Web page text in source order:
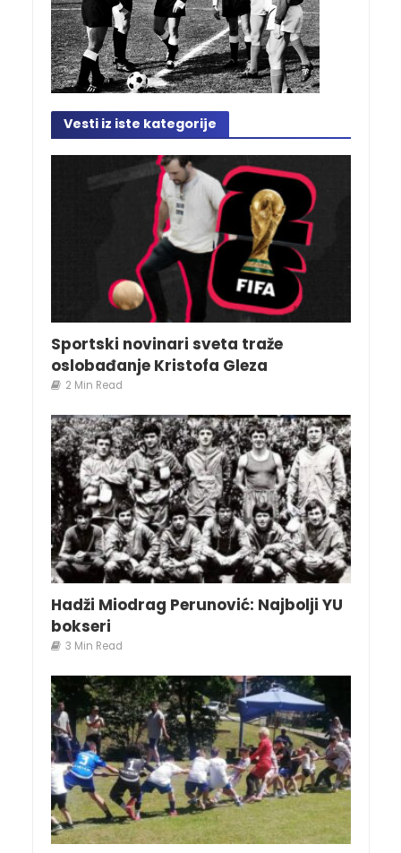
Vesti iz iste kategorije
Sportski novinari sveta traže
oslobađanje Kristofa Gleza
2 Min Read
Hadži Miodrag Perunović: Najbolji YU
bokseri
3 Min Read